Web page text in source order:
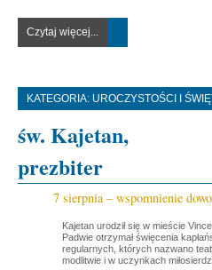
Czytaj więcej...
KATEGORIA: UROCZYSTOŚCI I
św. Kajetan,
prezbiter
7 sierpnia – wspomnienie
Kajetan urodził się w mieście
Padwie otrzymał święcenia
regularnych, których nazwano
modlitwie i w uczynkach